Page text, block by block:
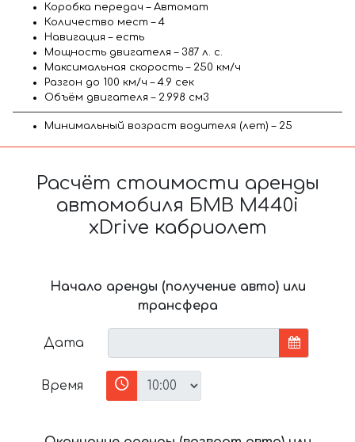
Коробка передач – Автомат
Количество мест – 4
Навигация – есть
Мощность двигателя – 387 л. с.
Максимальная скорость – 250 км/ч
Разгон до 100 км/ч – 4.9 сек
Объём двигателя – 2.998 см3
Минимальный возраст водителя (лет) – 25
Расчёт стоимости аренды
автомобиля БМВ M440i
xDrive кабриолет
Начало аренды (получение авто) или
трансфера
Дата
Время